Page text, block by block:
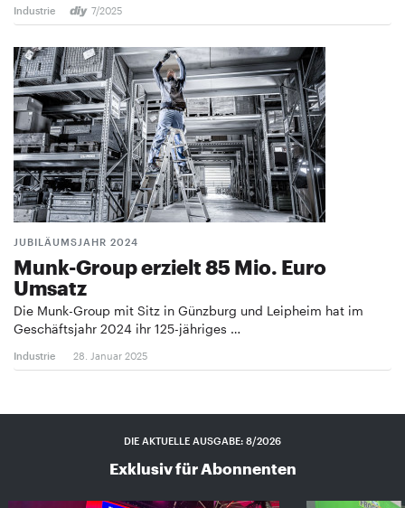
Industrie 7/2025
JUBILÄUMSJAHR 2024
Munk-Group erzielt 85 Mio. Euro
Umsatz
Die Munk-Group mit Sitz in Günzburg und Leipheim hat im
Geschäftsjahr 2024 ihr 125-jähriges …
Industrie 28. Januar 2025
DIE AKTUELLE AUSGABE: 8/2026
Exklusiv für Abonnenten